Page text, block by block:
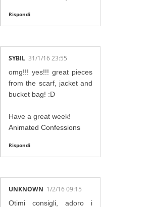
Rispondi
SYBIL 31/1/16 23:55
omg!!! yes!!! great pieces
from the scarf, jacket and
bucket bag! :D
Have a great week!
Animated Confessions
Rispondi
UNKNOWN 1/2/16 09:15
Otimi consigli, adoro i